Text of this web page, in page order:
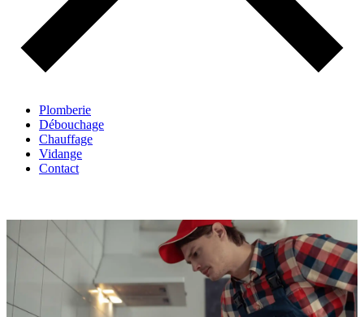
Plomberie
Débouchage
Chauffage
Vidange
Contact